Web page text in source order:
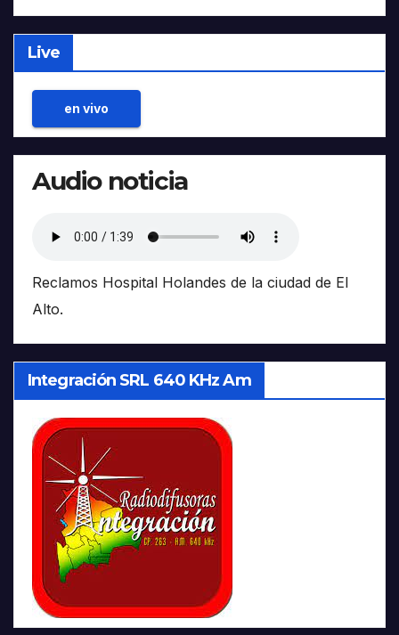
Live
en vivo
Audio noticia
Reclamos Hospital Holandes de la ciudad de El
Alto.
Integración SRL 640 KHz Am